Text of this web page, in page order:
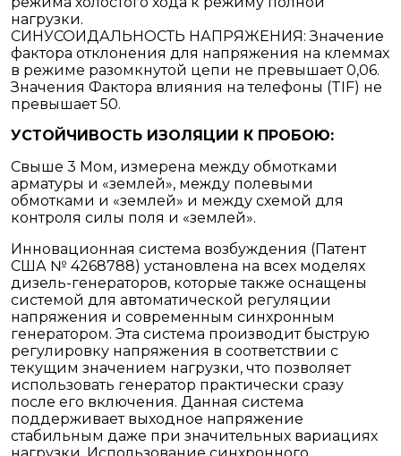
нагрузки.
СИНУСОИДАЛЬНОСТЬ НАПРЯЖЕНИЯ: Значение
фактора отклонения для напряжения на клеммах
в режиме разомкнутой цепи не превышает 0,06.
Значения Фактора влияния на телефоны (TIF) не
превышает 50.
УСТОЙЧИВОСТЬ ИЗОЛЯЦИИ К ПРОБОЮ:
Свыше 3 Мом, измерена между обмотками
арматуры и «землей», между полевыми
обмотками и «землей» и между схемой для
контроля силы поля и «землей».
Инновационная система возбуждения (Патент
США № 4268788) установлена на всех моделях
дизель-генераторов, которые также оснащены
системой для автоматической регуляции
напряжения и современным синхронным
генератором. Эта система производит быструю
регулировку напряжения в соответствии с
текущим значением нагрузки, что позволяет
использовать генератор практически сразу
после его включения. Данная система
поддерживает выходное напряжение
стабильным даже при значительных вариациях
нагрузки. Использование синхронного